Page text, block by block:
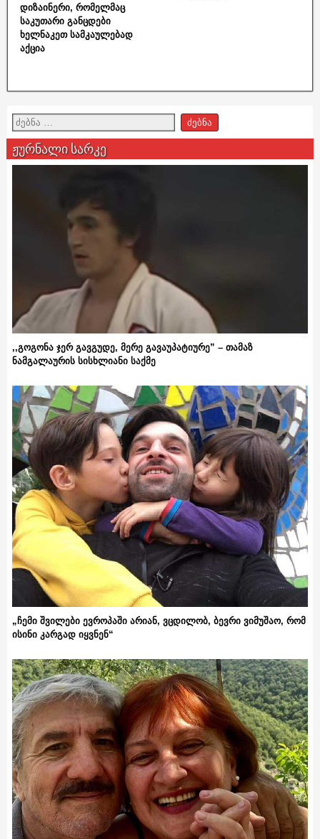
დიზაინერი, რომელმაც
საკუთარი განცდები
ხელნაკეთ სამკაულებად
აქცია
ჟურნალი სარკე
,,გოგონა ჯერ გავგუდე, მერე გავაუპატიურე” – თამაზ
ნამგალაურის სისხლიანი საქმე
„ჩემი შვილები ევროპაში არიან, ვცდილობ, ბევრი ვიმუშაო, რომ
ისინი კარგად იყვნენ“